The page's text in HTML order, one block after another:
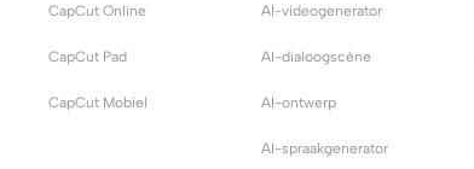
CapCut Online
CapCut Pad
CapCut Mobiel
AI-videogenerator
AI-dialoogscène
AI-ontwerp
AI-spraakgenerator